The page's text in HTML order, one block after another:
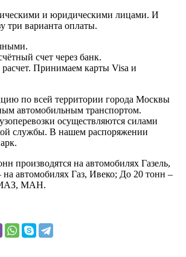
и юридическими лицами. И
три варианта оплаты.
счет через банк.
Принимаем карты Visa и
по всей территории города Москвы
автомобильным транспортом.
осуществляются силами
службы. В нашем распоряжении
производятся на автомобилях Газель,
автомобилях Газ, Ивеко; До 20 тонн –
МАН.